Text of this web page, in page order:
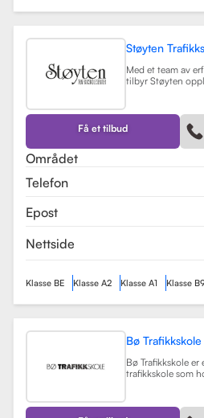
Støyten
Med et team av
tilbyr Støyten
kurs som trafikalt
mørkekjøring.
fleksibilitet og
behov, noe som
Få et tilbud
Området
Telefon
Epost
Nettside
Klasse BE Klasse A2 Klasse A1 Klasse
Bø Trafikkskole
Bø Trafikkskole er
trafikkskole som
elever. Skolen